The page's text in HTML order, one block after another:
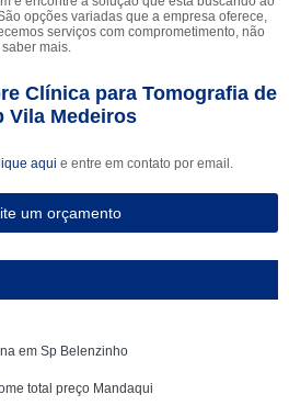
opções variadas que a empresa oferece,
serviços com comprometimento, não
mais.
Clínica para Tomografia de
Vila Medeiros
aqui e entre em contato por email.
um orçamento
em Sp Belenzinho
total preço Mandaqui